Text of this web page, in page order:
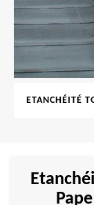
ETANCHÉITÉ